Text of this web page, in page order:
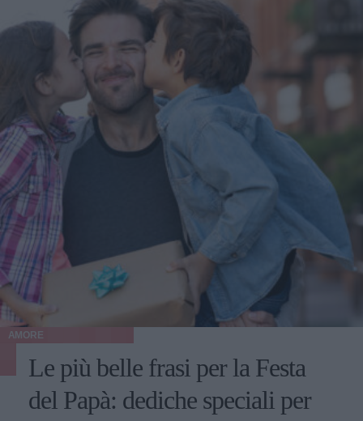
AMORE
Le più belle frasi per la Festa
del Papà: dediche speciali per